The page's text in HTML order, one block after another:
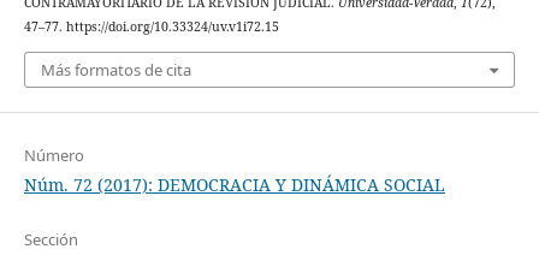
47–77. https://doi.org/10.33324/uv.v1i72.15
Más formatos de cita
Número
Núm. 72 (2017): DEMOCRACIA Y DINÁMICA SOCIAL
Sección